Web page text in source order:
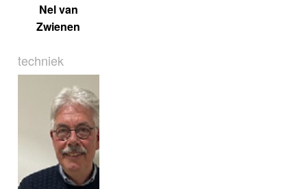
Nel van
Zwienen
techniek